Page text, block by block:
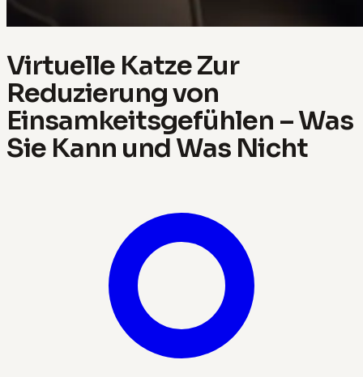
Virtuelle Katze Zur
Reduzierung von
Einsamkeitsgefühlen – Was
Sie Kann und Was Nicht